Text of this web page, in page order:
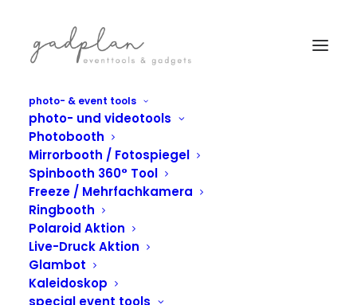
photo- & event tools
photo- und videotools
Photobooth
Mirrorbooth / Fotospiegel
Spinbooth 360° Tool
Freeze / Mehrfachkamera
Ringbooth
Polaroid Aktion
Live-Druck Aktion
Glambot
Kaleidoskop
special event tools